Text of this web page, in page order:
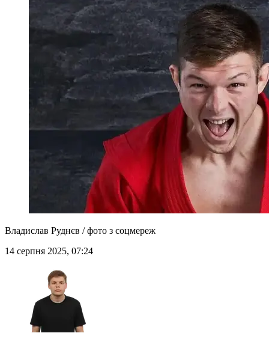
Владислав Руднєв / фото з соцмереж
14 серпня 2025, 07:24